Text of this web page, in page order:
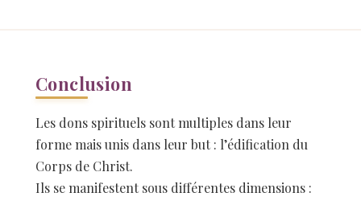
Conclusion
Les dons spirituels sont multiples dans leur
forme mais unis dans leur but : l’édification du
Corps de Christ.
Ils se manifestent sous différentes dimensions :